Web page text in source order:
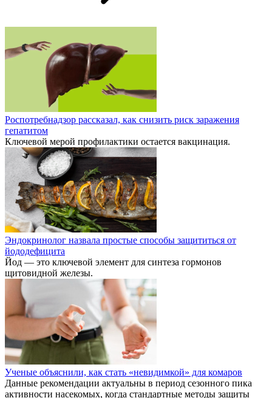
Роспотребнадзор рассказал, как снизить риск заражения
гепатитом
Ключевой мерой профилактики остается вакцинация.
Эндокринолог назвала простые способы защититься от
йододефицита
Йод — это ключевой элемент для синтеза гормонов
щитовидной железы.
Ученые объяснили, как стать «невидимкой» для комаров
Данные рекомендации актуальны в период сезонного пика
активности насекомых, когда стандартные методы защиты